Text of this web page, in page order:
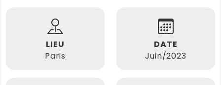
LIEU
Paris
DATE
Juin/2023